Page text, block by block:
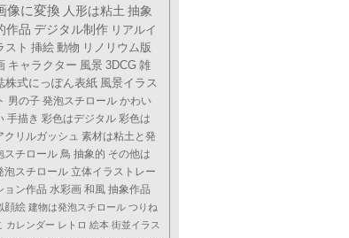
像に変換 人形は粘土 抽象
作品 デジタル制作 リアルイ
スト 挿絵 動物 リノリウム版
キャラクター 風景 3DCG 雑
株式にっぽん表紙 風景イラス
ト 男の子 発泡スチロール かわい
手描き 彩色はデジタル 彩色は
クリルガッシュ 素材は粘土と発
スチロール 鳥 抽象的 その他は
泡スチロール 立体イラストレー
ョン作品 水彩画 和風 抽象作品
顔絵 建物は発泡スチロール つりね
カレンダー レトロ 絵本 街並イラス